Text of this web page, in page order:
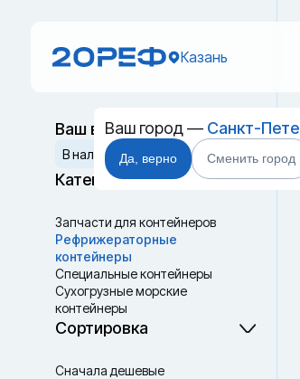
Казань
Ваш город — Санкт-
Да, верно Сменить город
Ваш выбор
Сбросить
В наличии
Категории
Запчасти для контейнеров
Рефрижераторные
контейнеры
Специальные контейнеры
Cухогрузные морские
контейнеры
Танк-контейнеры
Сортировка
Сначала дешевые